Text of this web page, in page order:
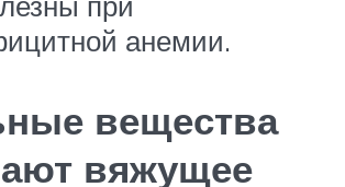
анемии.
вещества
вяжущее